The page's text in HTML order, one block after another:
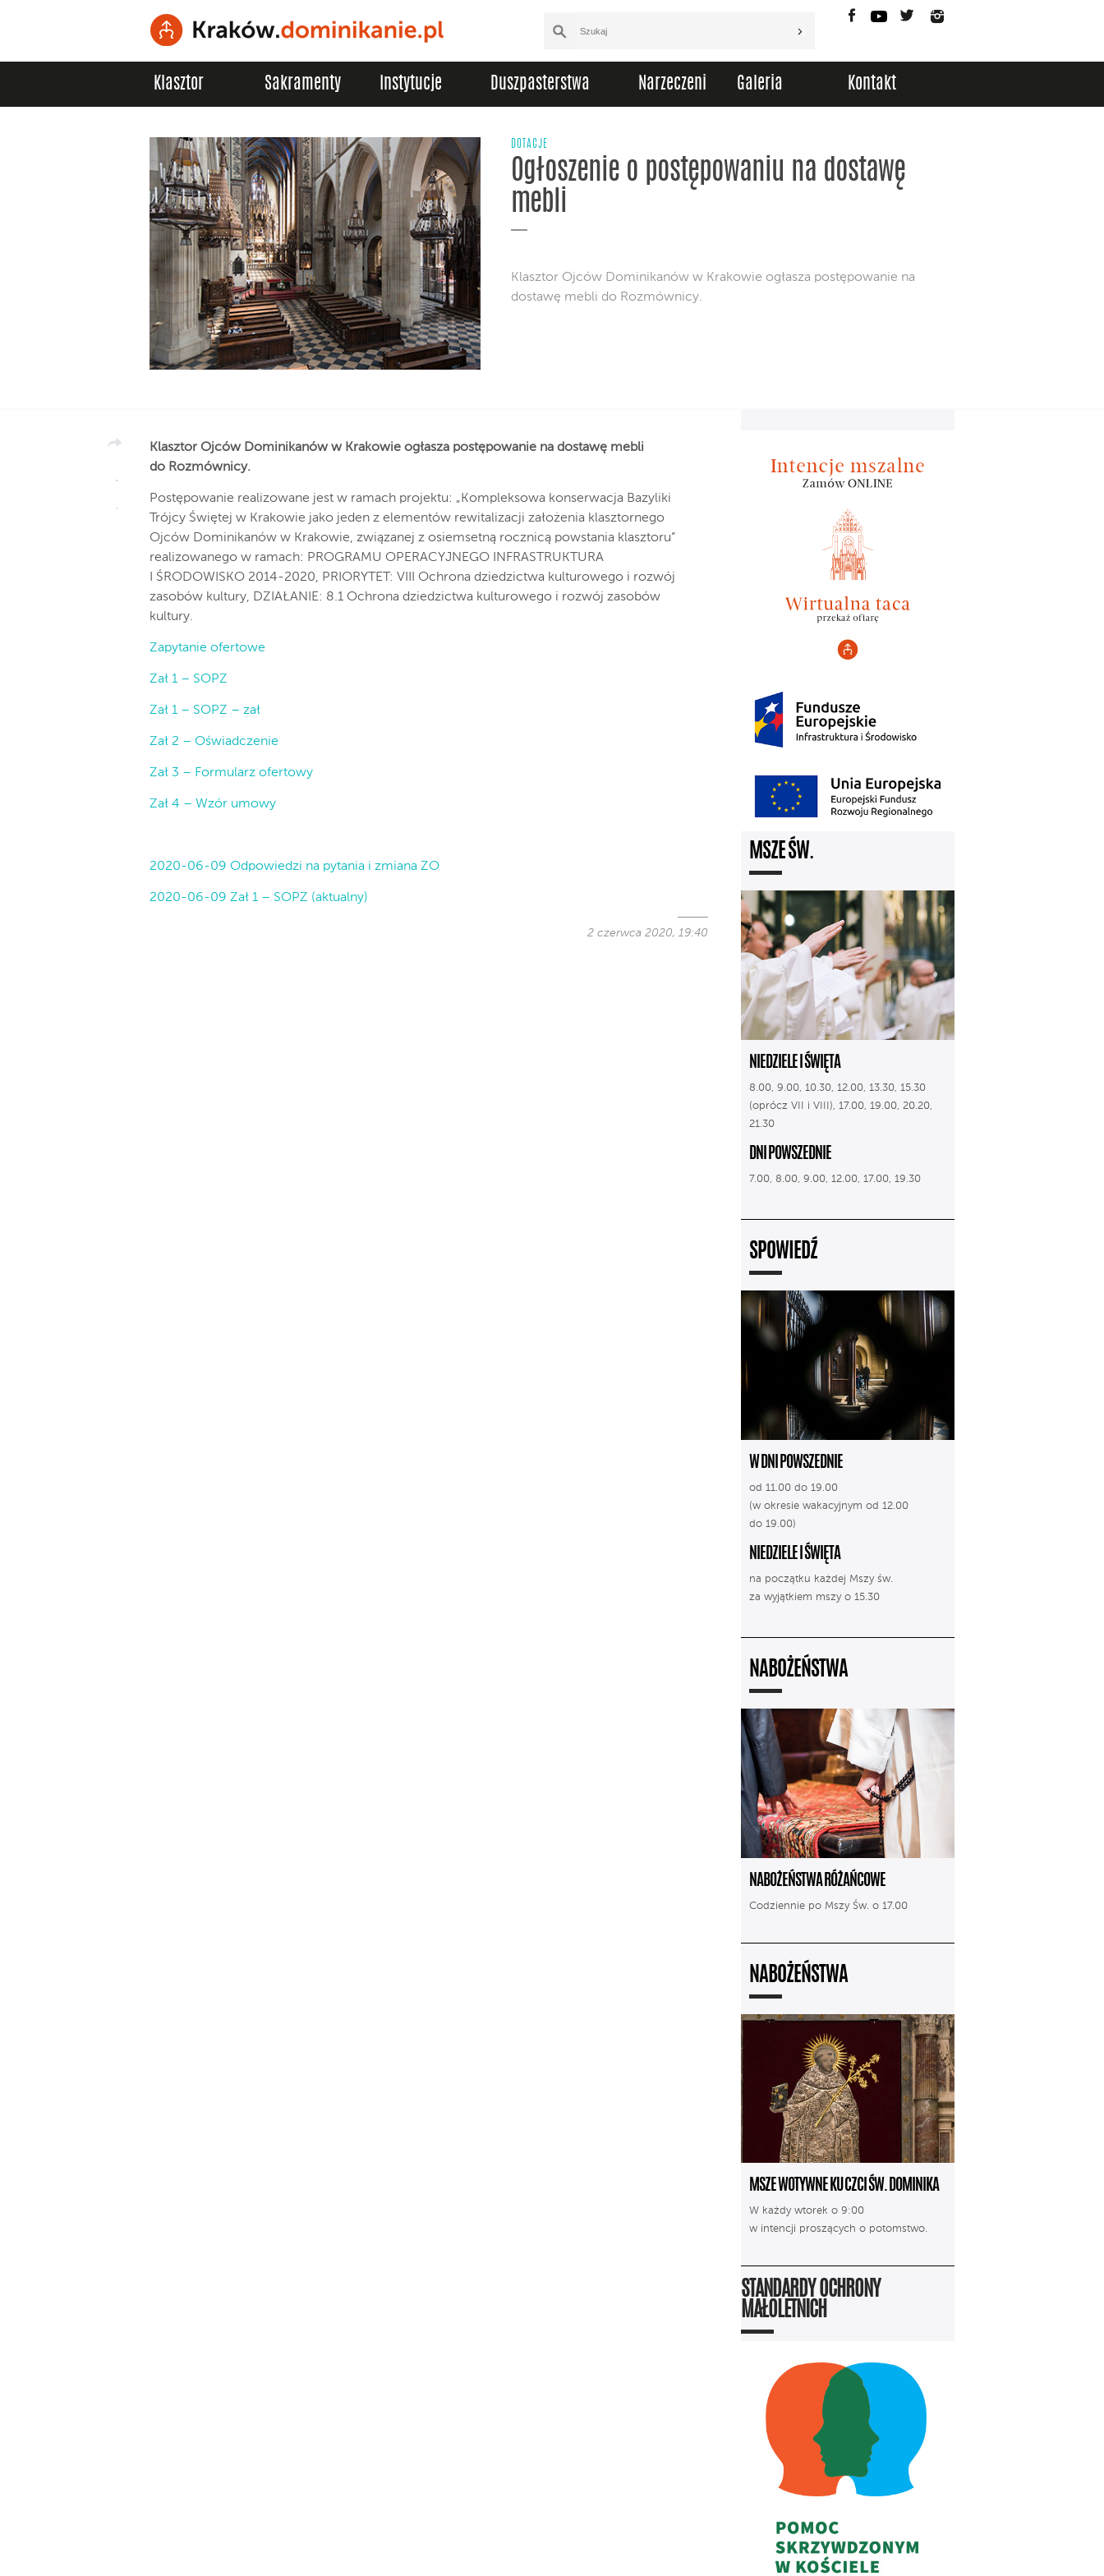
FacebookYouTubeTwitter
Klasztor Sakramenty Instytucje Duszpasterstwa Narzeczeni Galeria Kontakt
DOTACJE
Ogłoszenie o postępowaniu na dostawę
mebli
Klasztor Ojców Dominikanów w Krakowie ogłasza postępowanie na
dostawę mebli do Rozmównicy.
Klasztor Ojców Dominikanów w Krakowie ogłasza postępowanie na dostawę mebli
do Rozmównicy.
Postępowanie realizowane jest w ramach projektu: „Kompleksowa konserwacja Bazyliki
Trójcy Świętej w Krakowie jako jeden z elementów rewitalizacji założenia klasztornego
Ojców Dominikanów w Krakowie, związanej z osiemsetną rocznicą powstania klasztoru”
realizowanego w ramach: PROGRAMU OPERACYJNEGO INFRASTRUKTURA
I ŚRODOWISKO 2014-2020, PRIORYTET: VIII Ochrona dziedzictwa kulturowego i rozwój
zasobów kultury, DZIAŁANIE: 8.1 Ochrona dziedzictwa kulturowego i rozwój zasobów
kultury.
Zapytanie ofertowe
Zał 1 – SOPZ
Zał 1 – SOPZ – zał
Zał 2 – Oświadczenie
Zał 3 – Formularz ofertowy
Zał 4 – Wzór umowy
2020-06-09 Odpowiedzi na pytania i zmiana ZO
2020-06-09 Zał 1 – SOPZ (aktualny)
2 czerwca 2020, 19:40
MSZE ŚW.
NIEDZIELE I ŚWIĘTA
8.00, 9.00, 10.30, 12.00, 13.30, 15.30
(oprócz VII i VIII), 17.00, 19.00, 20.20,
21.30
DNI POWSZEDNIE
7.00, 8.00, 9.00, 12.00, 17.00, 19.30
SPOWIEDŹ
W DNI POWSZEDNIE
od 11.00 do 19.00
(w okresie wakacyjnym od 12.00
do 19.00)
NIEDZIELE I ŚWIĘTA
na początku każdej Mszy św.
za wyjątkiem mszy o 15.30
NABOŻEŃSTWA
NABOŻEŃSTWA RÓŻAŃCOWE
Codziennie po Mszy Św. o 17.00
NABOŻEŃSTWA
MSZE WOTYWNE KU CZCI ŚW. DOMINIKA
W każdy wtorek o 9:00
w intencji proszących o potomstwo.
STANDARDY OCHRONY
MAŁOLETNICH